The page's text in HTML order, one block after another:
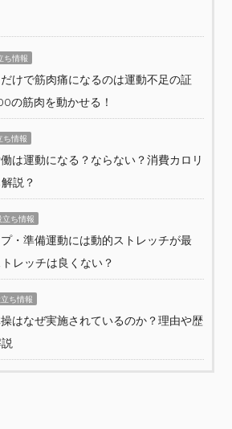
ち情報
けで筋肉痛になるのは運動不足の証
の筋肉を動かせる！
ち情報
は運動になる？ならない？消費カロリ
説？
立ち情報
・準備運動には動的ストレッチが最
レッチは良くない？
ち情報
はなぜ実施されているのか？理由や歴